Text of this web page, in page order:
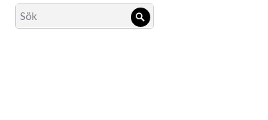
Search
Sök